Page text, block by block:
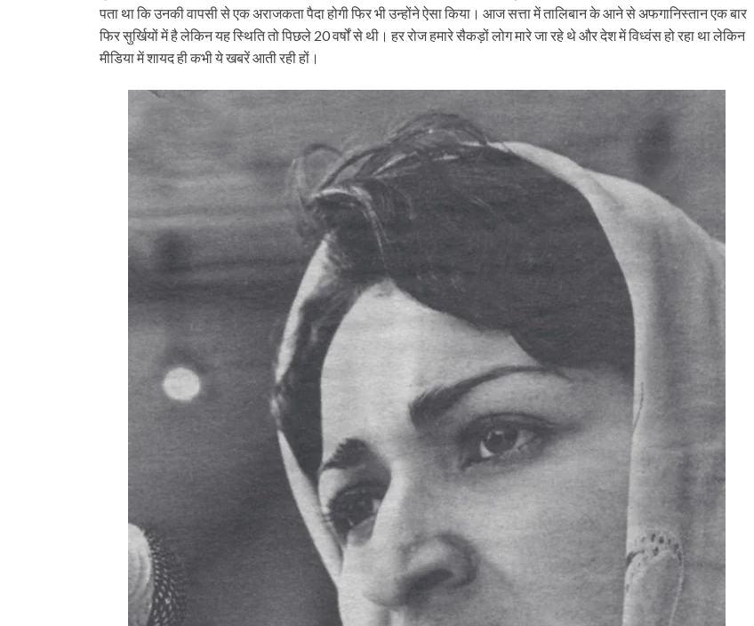
पता था कि उनकी वापसी से एक अराजकता पैदा होगी फिर भी उन्होंने ऐसा किया। आज सत्ता में तालिबान के आने से अफगानिस्तान एक बार
फिर सुर्खियों में है लेकिन यह स्थिति तो पिछले 20 वर्षों से थी। हर रोज हमारे सैकड़ों लोग मारे जा रहे थे और देश में विध्वंस हो रहा था लेकिन
मीडिया में शायद ही कभी ये खबरें आती रही हों।